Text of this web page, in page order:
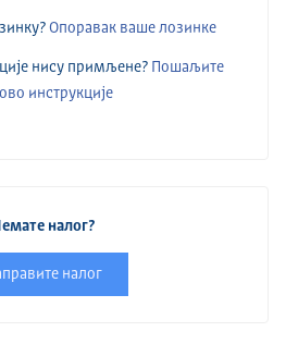
Опоравак ваше лозинке
нису примљене?
Пошаљите
инструкције
налог?
налог